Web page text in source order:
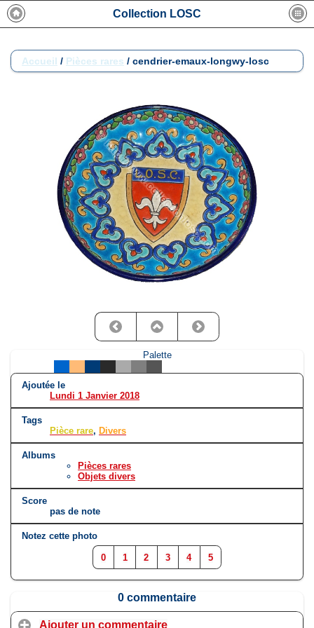
Collection LOSC
Accueil / Pièces rares / cendrier-emaux-longwy-losc
Palette
Ajoutée le
Lundi 1 Janvier 2018
Tags
Pièce rare, Divers
Albums
Pièces rares
Objets divers
Score
pas de note
Notez cette photo
0 1 2 3 4 5
0 commentaire
Ajouter un commentaire